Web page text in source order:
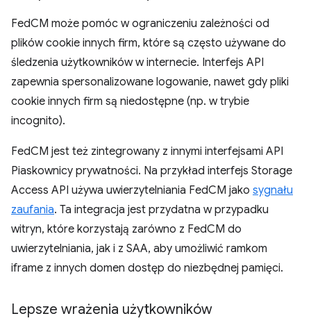
FedCM może pomóc w ograniczeniu zależności od
plików cookie innych firm, które są często używane do
śledzenia użytkowników w internecie. Interfejs API
zapewnia spersonalizowane logowanie, nawet gdy pliki
cookie innych firm są niedostępne (np. w trybie
incognito).
FedCM jest też zintegrowany z innymi interfejsami API
Piaskownicy prywatności. Na przykład interfejs Storage
Access API używa uwierzytelniania FedCM jako sygnału
zaufania. Ta integracja jest przydatna w przypadku
witryn, które korzystają zarówno z FedCM do
uwierzytelniania, jak i z SAA, aby umożliwić ramkom
iframe z innych domen dostęp do niezbędnej pamięci.
Lepsze wrażenia użytkowników